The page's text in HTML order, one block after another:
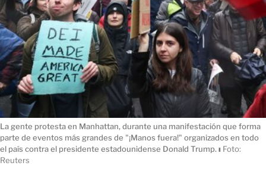
La gente protesta en Manhattan, durante una manifestación que forma
parte de eventos más grandes de "¡Manos fuera!" organizados en todo
el país contra el presidente estadounidense Donald Trump. ı Foto:
Reuters